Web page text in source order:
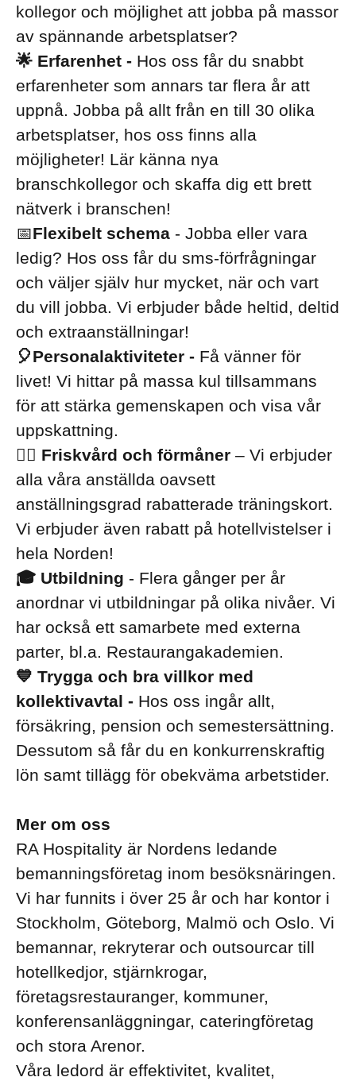
kollegor och möjlighet att jobba på massor
av spännande arbetsplatser?
🌟 Erfarenhet - Hos oss får du snabbt
erfarenheter som annars tar flera år att
uppnå. Jobba på allt från en till 30 olika
arbetsplatser, hos oss finns alla
möjligheter! Lär känna nya
branschkollegor och skaffa dig ett brett
nätverk i branschen!
📅Flexibelt schema - Jobba eller vara
ledig? Hos oss får du sms-förfrågningar
och väljer själv hur mycket, när och vart
du vill jobba. Vi erbjuder både heltid, deltid
och extraanställningar!
🎈Personalaktiviteter - Få vänner för
livet! Vi hittar på massa kul tillsammans
för att stärka gemenskapen och visa vår
uppskattning.
🏋️‍♀️ Friskvård och förmåner – Vi erbjuder
alla våra anställda oavsett
anställningsgrad rabatterade träningskort.
Vi erbjuder även rabatt på hotellvistelser i
hela Norden!
🎓 Utbildning - Flera gånger per år
anordnar vi utbildningar på olika nivåer. Vi
har också ett samarbete med externa
parter, bl.a. Restaurangakademien.
💙 Trygga och bra villkor med
kollektivavtal - Hos oss ingår allt,
försäkring, pension och semestersättning.
Dessutom så får du en konkurrenskraftig
lön samt tillägg för obekväma arbetstider.
Mer om oss
RA Hospitality är Nordens ledande
bemanningsföretag inom besöksnäringen.
Vi har funnits i över 25 år och har kontor i
Stockholm, Göteborg, Malmö och Oslo. Vi
bemannar, rekryterar och outsourcar till
hotellkedjor, stjärnkrogar,
företagsrestauranger, kommuner,
konferensanläggningar, cateringföretag
och stora Arenor.
Våra ledord är effektivitet, kvalitet,